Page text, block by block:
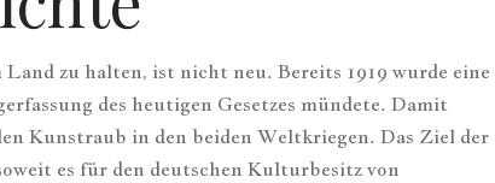
zu halten, ist nicht neu. Bereits 1919 wurde eine
des heutigen Gesetzes mündete. Damit
Kunstraub in den beiden Weltkriegen. Das Ziel der
es für den deutschen Kulturbesitz von